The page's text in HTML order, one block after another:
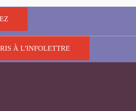
À L'INFOLETTRE